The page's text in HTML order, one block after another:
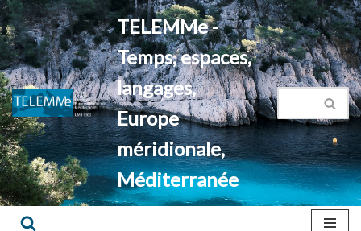
Aller
au
contenu
TELEMMe -
Temps, espaces,
langages,
Europe
méridionale,
Méditerranée